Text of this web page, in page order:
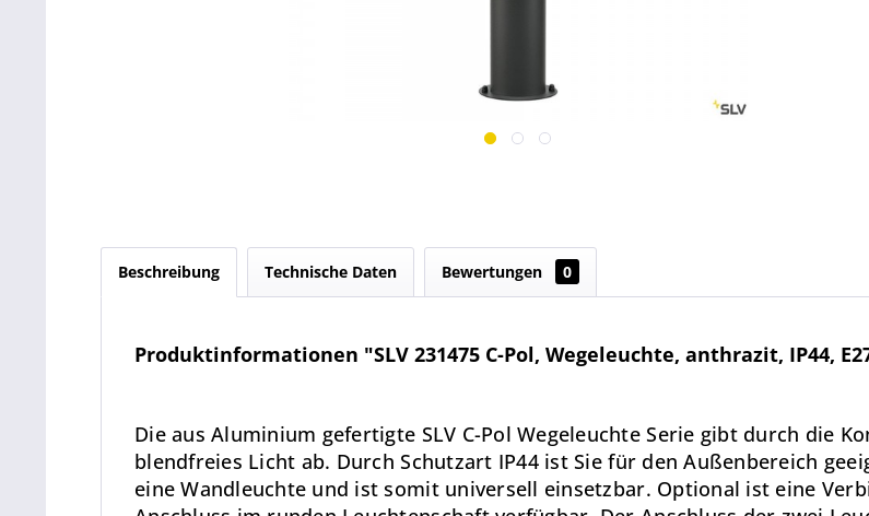
Beschreibung Technische Daten Bewertungen 0
Produktinformationen "SLV 231475 C-Pol, Wegeleuchte, anthrazit, IP44,
Die aus Aluminium gefertigte SLV C-Pol Wegeleuchte Serie gibt durch die
blendfreies Licht ab. Durch Schutzart IP44 ist Sie für den Außenbereich
eine Wandleuchte und ist somit universell einsetzbar. Optional ist eine